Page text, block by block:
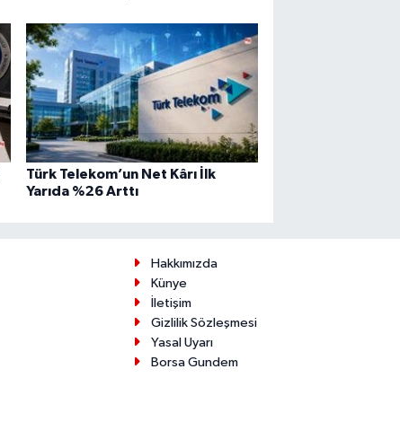
Türk Telekom’un Net Kârı İlk
Yarıda %26 Arttı
Hakkımızda
Künye
İletişim
Gizlilik Sözleşmesi
Yasal Uyarı
Borsa Gundem